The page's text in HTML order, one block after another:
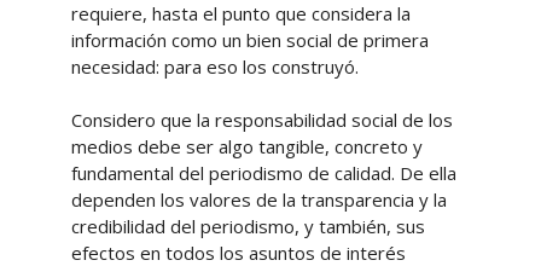
requiere, hasta el punto que considera la
información como un bien social de primera
necesidad: para eso los construyó.
Considero que la responsabilidad social de los
medios debe ser algo tangible, concreto y
fundamental del periodismo de calidad. De ella
dependen los valores de la transparencia y la
credibilidad del periodismo, y también, sus
efectos en todos los asuntos de interés